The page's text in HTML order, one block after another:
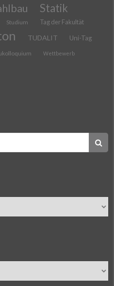
Statik
Studium Tag der Fakultät
TUDALIT Uni-Tag
Wettbewerb